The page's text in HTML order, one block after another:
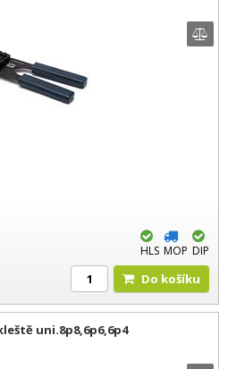
HLS MOP DIP
Do košíku
uni.8p8,6p6,6p4